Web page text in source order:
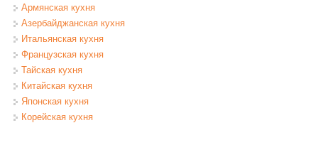
Армянская кухня
Азербайджанская кухня
Итальянская кухня
Французская кухня
Тайская кухня
Китайская кухня
Японская кухня
Корейская кухня